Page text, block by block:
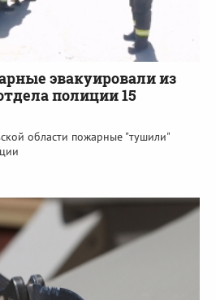
эвакуировали из
полиции 15
области пожарные "тушили"